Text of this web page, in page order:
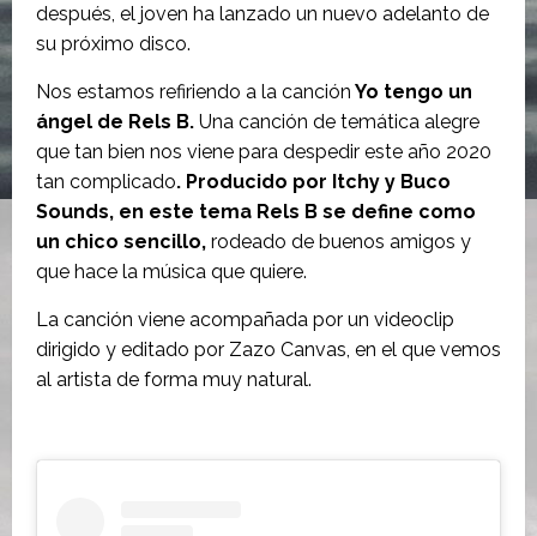
después, el joven ha lanzado un nuevo adelanto de
su próximo disco.
Nos estamos refiriendo a la canción Yo tengo un
ángel de Rels B. Una canción de temática alegre
que tan bien nos viene para despedir este año 2020
tan complicado. Producido por Itchy y Buco
Sounds, en este tema Rels B se define como
un chico sencillo, rodeado de buenos amigos y
que hace la música que quiere.
La canción viene acompañada por un videoclip
dirigido y editado por Zazo Canvas, en el que vemos
al artista de forma muy natural.